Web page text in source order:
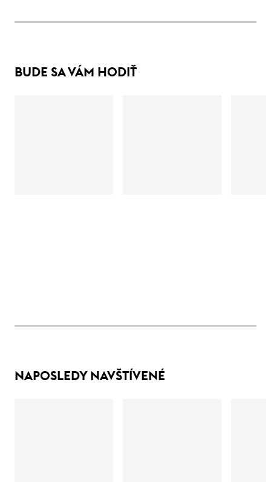
BUDE SA VÁM HODIŤ
NAPOSLEDY NAVŠTÍVENÉ